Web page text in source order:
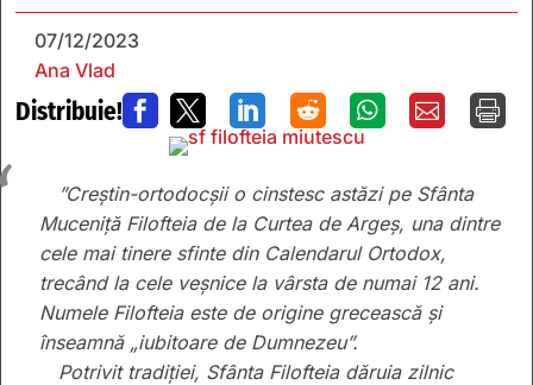
07/12/2023
Ana Vlad
Distribuie!       
”Creștin-ortodocșii o cinstesc astăzi pe Sfânta
Muceniță Filofteia de la Curtea de Argeș, una dintre
cele mai tinere sfinte din Calendarul Ortodox,
trecând la cele veșnice la vârsta de numai 12 ani.
Numele Filofteia este de origine grecească și
înseamnă „iubitoare de Dumnezeu”.
Potrivit tradiției, Sfânta Filofteia dăruia zilnic